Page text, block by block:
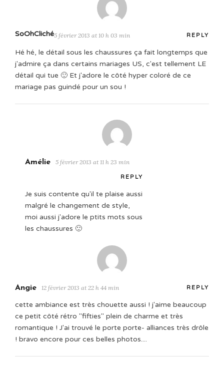
SoOhCliché5 février 2013 at 10 h 03 min REPLY
Hé hé, le détail sous les chaussures ça fait longtemps que
j'admire ça dans certains mariages US, c'est tellement LE
détail qui tue 🙂 Et j'adore le côté hyper coloré de ce
mariage pas guindé pour un sou !
Amélie 5 février 2013 at 11 h 23 min
REPLY
Je suis contente qu'il te plaise aussi
malgré le changement de style,
moi aussi j'adore le ptits mots sous
les chaussures 🙂
Angie 12 février 2013 at 22 h 44 min REPLY
cette ambiance est très chouette aussi ! j'aime beaucoup
ce petit côté rétro "fifties" plein de charme et très
romantique ! J'ai trouvé le porte porte- alliances très drôle
! bravo encore pour ces belles photos....